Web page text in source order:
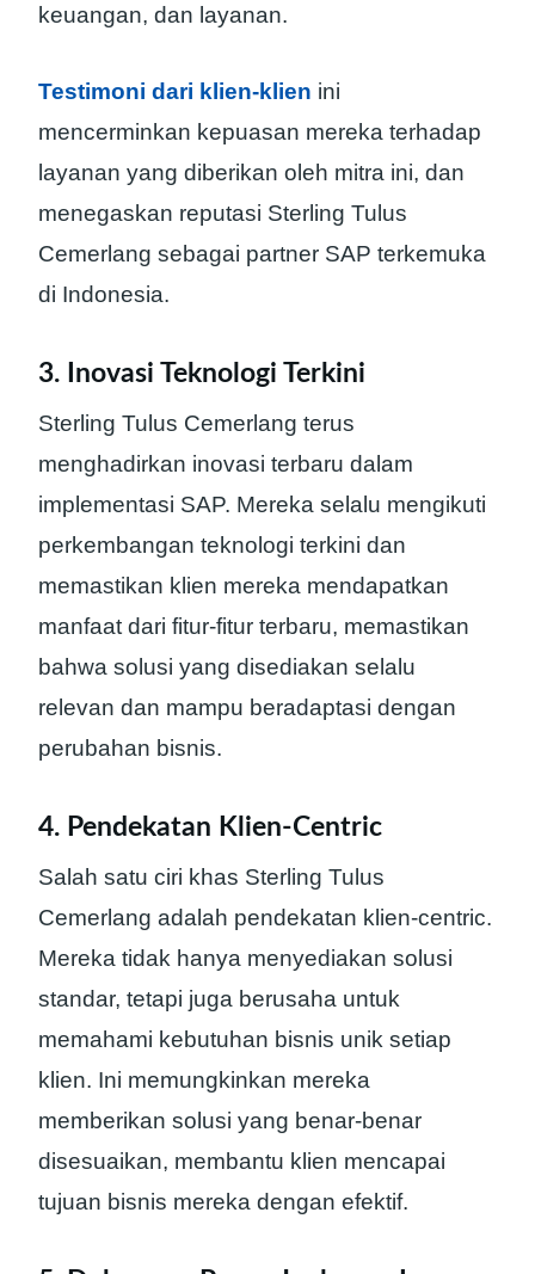
keuangan, dan layanan.
Testimoni dari klien-klien ini
mencerminkan kepuasan mereka terhadap
layanan yang diberikan oleh mitra ini, dan
menegaskan reputasi Sterling Tulus
Cemerlang sebagai partner SAP terkemuka
di Indonesia.
3. Inovasi Teknologi Terkini
Sterling Tulus Cemerlang terus
menghadirkan inovasi terbaru dalam
implementasi SAP. Mereka selalu mengikuti
perkembangan teknologi terkini dan
memastikan klien mereka mendapatkan
manfaat dari fitur-fitur terbaru, memastikan
bahwa solusi yang disediakan selalu
relevan dan mampu beradaptasi dengan
perubahan bisnis.
4. Pendekatan Klien-Centric
Salah satu ciri khas Sterling Tulus
Cemerlang adalah pendekatan klien-centric.
Mereka tidak hanya menyediakan solusi
standar, tetapi juga berusaha untuk
memahami kebutuhan bisnis unik setiap
klien. Ini memungkinkan mereka
memberikan solusi yang benar-benar
disesuaikan, membantu klien mencapai
tujuan bisnis mereka dengan efektif.